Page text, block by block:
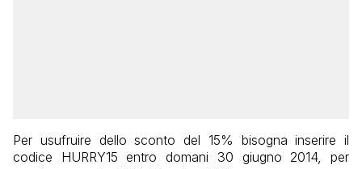
Per usufruire dello sconto del 15% bisogna inserire il
codice HURRY15 entro domani 30 giugno 2014, per